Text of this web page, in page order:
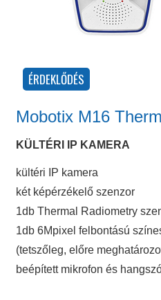
Mobotix M16
KÜLTÉRI IP KAMERA
kültéri IP kamera
két képérzékelő szenzor
1db Thermal Radiometry
1db 6Mpixel felbontású
(tetszőleg, előre
beépített mikrofon és